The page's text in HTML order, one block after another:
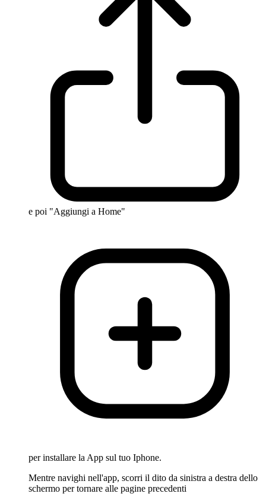
e poi "Aggiungi a Home"
per installare la App sul tuo Iphone.
Mentre navighi nell'app, scorri il dito da sinistra a destra dello
schermo per tornare alle pagine precedenti